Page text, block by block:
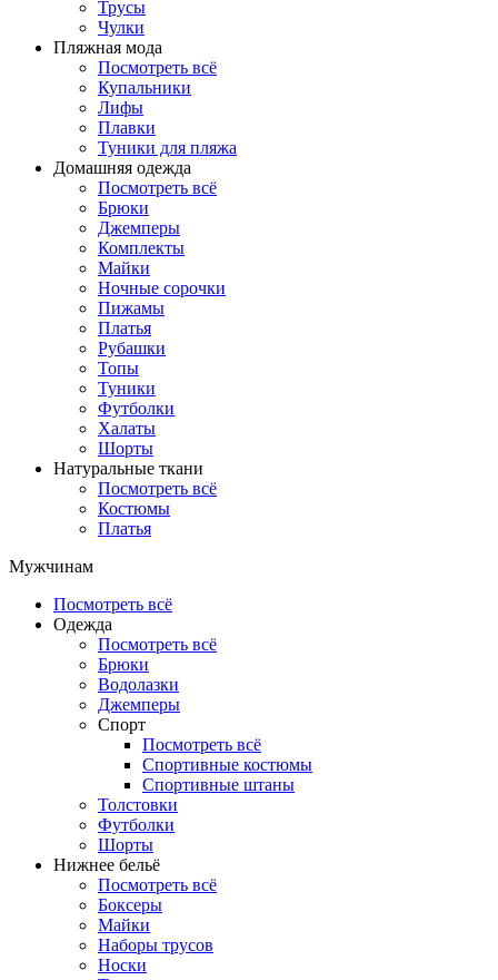
Трусы
Чулки
Пляжная мода
Посмотреть всё
Купальники
Лифы
Плавки
Туники для пляжа
Домашняя одежда
Посмотреть всё
Брюки
Джемперы
Комплекты
Майки
Ночные сорочки
Пижамы
Платья
Рубашки
Топы
Туники
Футболки
Халаты
Шорты
Натуральные ткани
Посмотреть всё
Костюмы
Платья
Мужчинам
Посмотреть всё
Одежда
Посмотреть всё
Брюки
Водолазки
Джемперы
Спорт
Посмотреть всё
Спортивные костюмы
Спортивные штаны
Толстовки
Футболки
Шорты
Нижнее бельё
Посмотреть всё
Боксеры
Майки
Наборы трусов
Носки